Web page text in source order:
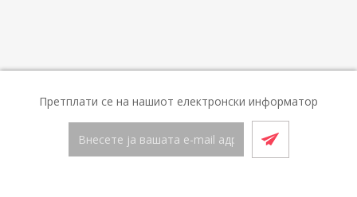
Претплати се на нашиот електронски информатор